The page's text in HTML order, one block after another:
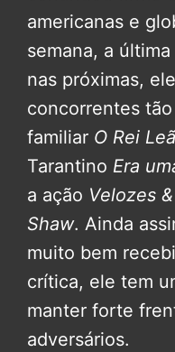
americanas e
semana, a
nas próximas,
concorrentes
familiar O Rei
Tarantino Era
a ação Velozes
Shaw. Ainda
muito bem
crítica, ele tem
manter forte
adversários.